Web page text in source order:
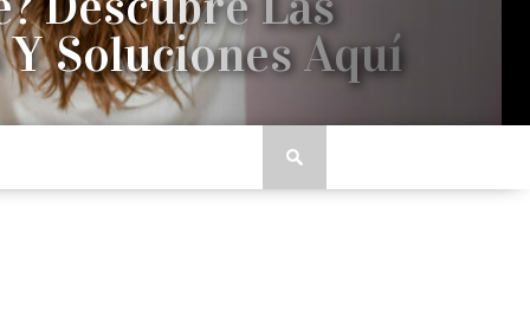
Y Soluciones Aquí
EL PELO MÁS DE LO NORMAL? ¡LEE ESTA